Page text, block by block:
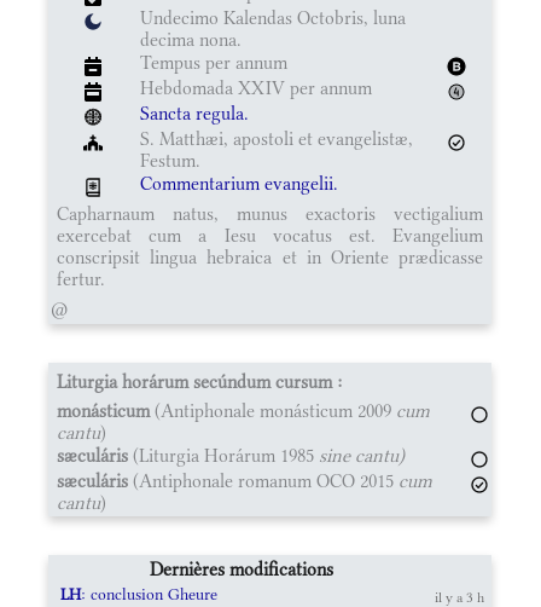
Undecimo Kalendas Octobris, luna
decima nona.
Tempus per annum
Hebdomada XXIV per annum
Sancta regula.
S. Matthæi, apostoli et evangelistæ,
Festum.
Commentarium evangelii.
Capharnaum natus, munus exactoris vectigalium
exercebat cum a Iesu vocatus est. Evangelium
conscripsit lingua hebraica et in Oriente prædicasse
fertur.
@
Liturgia horárum secúndum cursum :
monásticum(Antiphonale monásticum 2009 cum
cantu)
sæculáris (Liturgia Horárum 1985 sine cantu)
sæculáris (Antiphonale romanum OCO 2015 cum
cantu)
Dernières modifications
LH: conclusion Gheure il y a 3 h